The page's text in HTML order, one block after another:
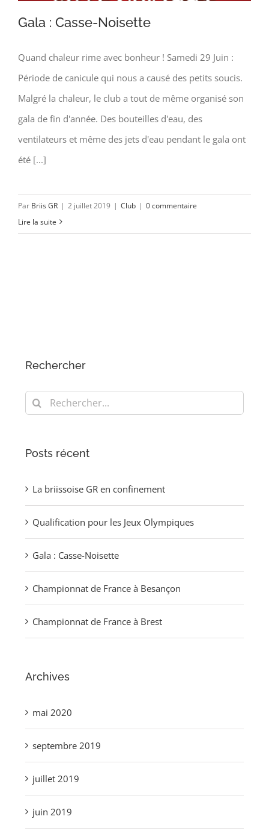
Gala : Casse-Noisette
Gala : Casse-Noisette
Quand chaleur rime avec bonheur ! Samedi 29 Juin :
Période de canicule qui nous a causé des petits soucis.
Malgré la chaleur, le club a tout de même organisé son
gala de fin d'année. Des bouteilles d'eau, des
ventilateurs et même des jets d'eau pendant le gala ont
été [...]
Par Briis GR | 2 juillet 2019 | Club | 0 commentaire
Lire la suite
Rechercher
Rechercher:
Posts récent
La briissoise GR en confinement
Qualification pour les Jeux Olympiques
Gala : Casse-Noisette
Championnat de France à Besançon
Championnat de France à Brest
Archives
mai 2020
septembre 2019
juillet 2019
juin 2019